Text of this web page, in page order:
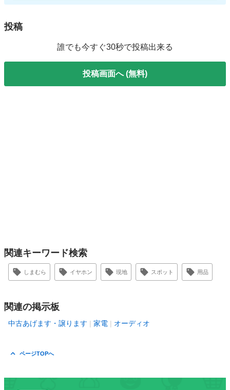
投稿
誰でも今すぐ30秒で投稿出来る
投稿画面へ (無料)
関連キーワード検索
しまむら イヤホン 現地 スポット 用品
関連の掲示板
中古あげます・譲ります 家電 オーディオ
ページTOPへ